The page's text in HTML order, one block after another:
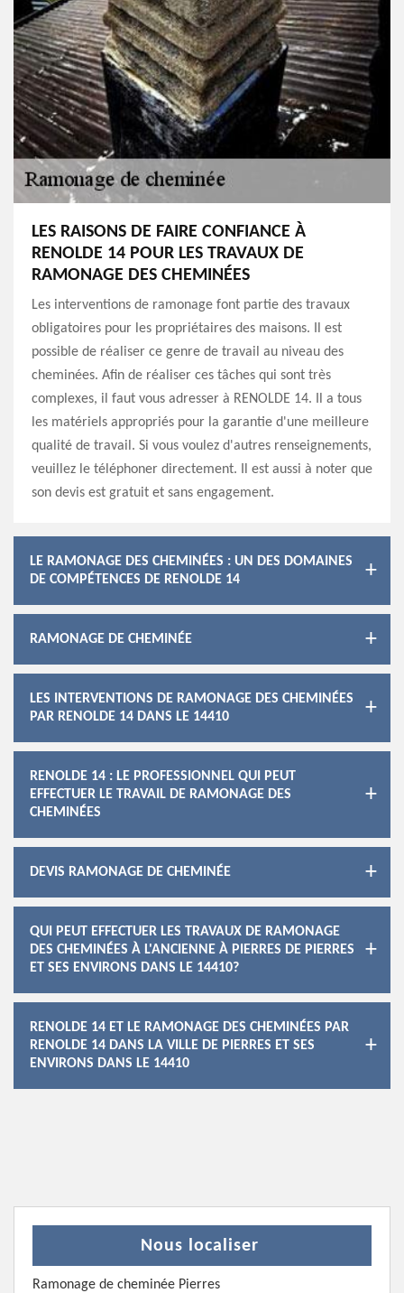
LES RAISONS DE FAIRE CONFIANCE À
RENOLDE 14 POUR LES TRAVAUX DE
RAMONAGE DES CHEMINÉES
Les interventions de ramonage font partie des travaux
obligatoires pour les propriétaires des maisons. Il est
possible de réaliser ce genre de travail au niveau des
cheminées. Afin de réaliser ces tâches qui sont très
complexes, il faut vous adresser à RENOLDE 14. Il a tous
les matériels appropriés pour la garantie d'une meilleure
qualité de travail. Si vous voulez d'autres renseignements,
veuillez le téléphoner directement. Il est aussi à noter que
son devis est gratuit et sans engagement.
LE RAMONAGE DES CHEMINÉES : UN DES DOMAINES
DE COMPÉTENCES DE RENOLDE 14
RAMONAGE DE CHEMINÉE
LES INTERVENTIONS DE RAMONAGE DES CHEMINÉES
PAR RENOLDE 14 DANS LE 14410
RENOLDE 14 : LE PROFESSIONNEL QUI PEUT
EFFECTUER LE TRAVAIL DE RAMONAGE DES
CHEMINÉES
DEVIS RAMONAGE DE CHEMINÉE
QUI PEUT EFFECTUER LES TRAVAUX DE RAMONAGE
DES CHEMINÉES À L'ANCIENNE À PIERRES DE PIERRES
ET SES ENVIRONS DANS LE 14410?
RENOLDE 14 ET LE RAMONAGE DES CHEMINÉES PAR
RENOLDE 14 DANS LA VILLE DE PIERRES ET SES
ENVIRONS DANS LE 14410
Nous localiser
Ramonage de cheminée Pierres